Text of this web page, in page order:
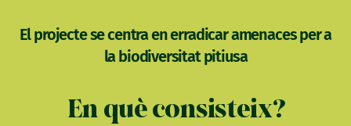
El projecte se centra en erradicar amenaces per a
la biodiversitat pitiusa
En què consisteix?